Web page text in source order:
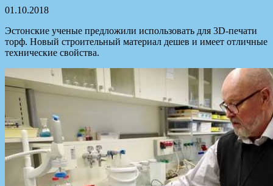
01.10.2018
Эстонские ученые предложили использовать для 3D-печати
торф. Новый строительный материал дешев и имеет отличные
технические свойства.